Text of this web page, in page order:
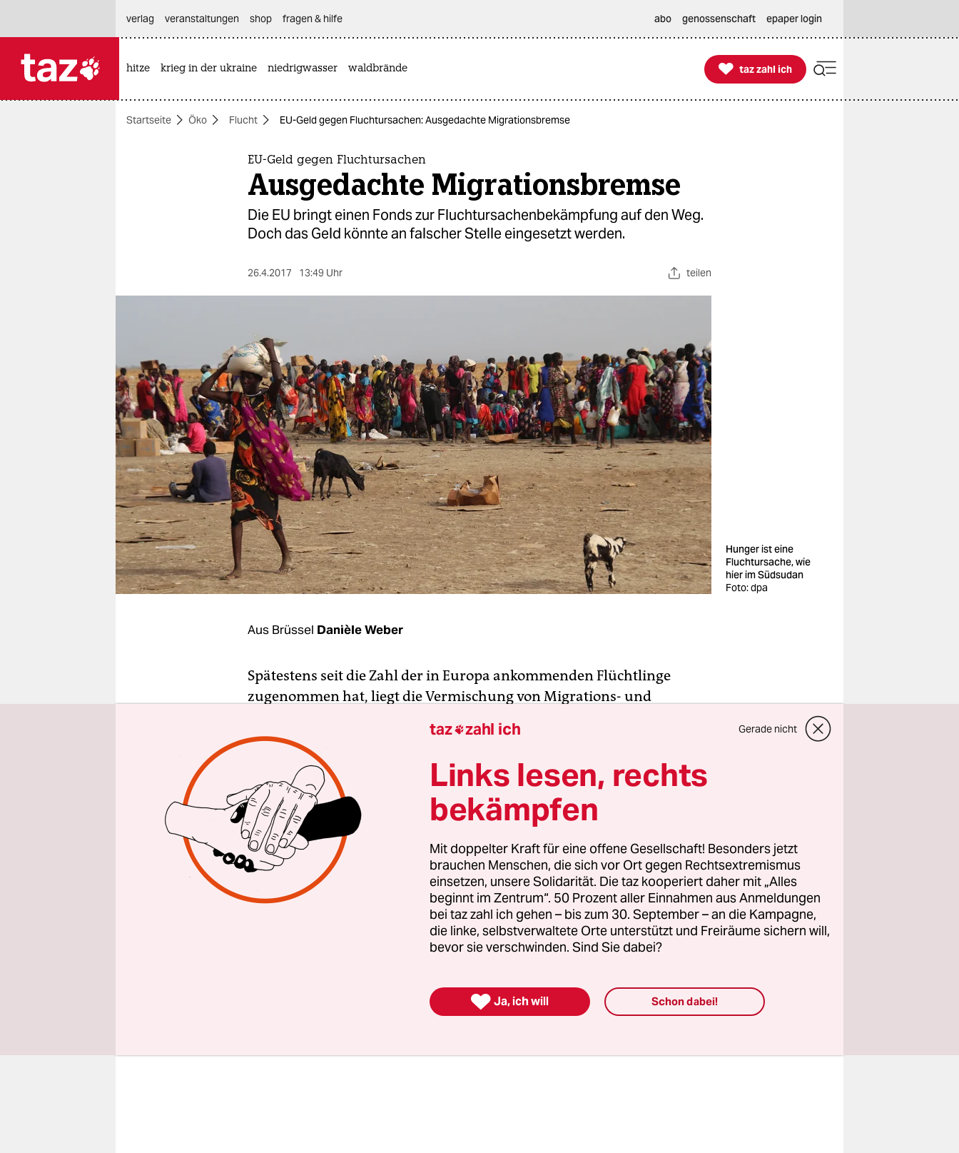
themen
wahrheit
verlag
verlag
veranstaltungen
shop
fragen & hilfe
unterstützen
abo
verlag
veranstaltungen shop fragen & hilfe abo genossenschaft epaper login
hitze krieg in der ukraine niedrigwasser waldbrände 
taz zahl ich
taz zahl ich
Startseite Öko Flucht EU-Geld gegen Fluchtursachen: Ausgedachte Migrationsbremse
EU-Geld gegen Fluchtursachen
Ausgedachte Migrationsbremse
Die EU bringt einen Fonds zur Fluchtursachenbekämpfung auf den Weg.
Doch das Geld könnte an falscher Stelle eingesetzt werden.
26.4.2017 13:49 Uhr teilen
Hunger ist eine
Fluchtursache, wie
hier im Südsudan
Foto: dpa
Aus Brüssel Danièle Weber
Spätestens seit die Zahl der in Europa ankommenden Flüchtlinge
zugenommen hat, liegt die Vermischung von Migrations- und
sionen um den Europäischen Fonds für Nachhaltige Entwicklung, dem
der hierfür zuständige Ausschuss des Parlaments diese Woche
zugestimmt hat.
Es ist kein Zufall, dass die EU-Kommission dieses Instrument im
Rahmen der „Europäischen Agenda für Migration“ vorgestellt hatte.
Hinter der Einführung des Fonds stecke primär die Idee, „root causes“,
also die Hauptursachen der Migration zu bekämpfen, sagte der
slowakische Europa-Abgeordnete Eduard Kukan (Christdemokraten)
während der Debatte im Ausschuss. Der Fonds sei kein reines
Entwicklungshilfe-, sondern in erster Linie ein „innovatives
taz zahl ich Gerade nicht
Links lesen, rechts
bekämpfen
Mit doppelter Kraft für eine offene Gesellschaft! Besonders jetzt
brauchen Menschen, die sich vor Ort gegen Rechtsextremismus
einsetzen, unsere Solidarität. Die taz kooperiert daher mit „Alles
beginnt im Zentrum“. 50 Prozent aller Einnahmen aus Anmeldungen
bei taz zahl ich gehen – bis zum 30. September – an die Kampagne,
die linke, selbstverwaltete Orte unterstützt und Freiräume sichern will,
bevor sie verschwinden. Sind Sie dabei?
 Ja, ich will Schon dabei!